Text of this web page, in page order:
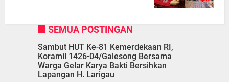
SEMUA POSTINGAN
Sambut HUT Ke-81 Kemerdekaan RI,
Koramil 1426-04/Galesong Bersama
Warga Gelar Karya Bakti Bersihkan
Lapangan H. Larigau